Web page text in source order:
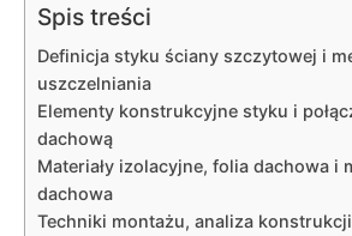
Spis treści
Definicja styku ściany szczytowej i
uszczelniania
Elementy konstrukcyjne styku i
dachową
Materiały izolacyjne, folia dachowa i
dachowa
Techniki montażu, analiza